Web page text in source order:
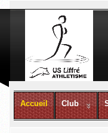
Accueil Club